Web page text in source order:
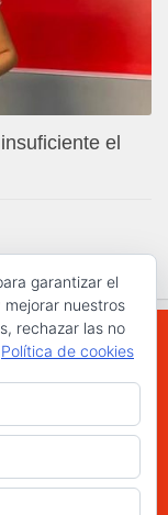
el
Todos los
garantizar el
nuestros
rechazar las no
Política de cookies